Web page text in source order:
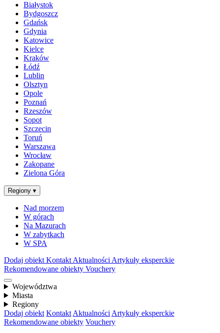
Białystok
Bydgoszcz
Gdańsk
Gdynia
Katowice
Kielce
Kraków
Łódź
Lublin
Olsztyn
Opole
Poznań
Rzeszów
Sopot
Szczecin
Toruń
Warszawa
Wrocław
Zakopane
Zielona Góra
Regiony ▾
Nad morzem
W górach
Na Mazurach
W zabytkach
W SPA
Dodaj obiekt Kontakt Aktualności Artykuły eksperckie
Rekomendowane obiekty Vouchery
Województwa
Miasta
Regiony
Dodaj obiekt Kontakt Aktualności Artykuły eksperckie
Rekomendowane obiekty Vouchery